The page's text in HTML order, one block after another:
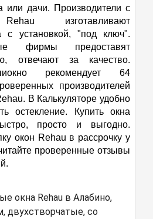
окно дует, температура
31.10 уже выпал снег
горячей линии
забрать это окно
прям идеально 🤣
или дачи. Производители с
изготавливают
с установкой, "под ключ".
фирмы предоставят
отвечают за качество.
рекомендует 64
производителей
В Калькуляторе удобно
остекление. Купить окна
просто и выгодно.
окон Rehau в рассрочку у
проверенные отзывы
окна Rehau в Алабино,
двухстворчатые, со